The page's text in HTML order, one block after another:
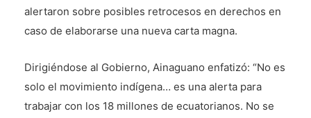
alertaron sobre posibles retrocesos en derechos en
caso de elaborarse una nueva carta magna.
Dirigiéndose al Gobierno, Ainaguano enfatizó: “No es
solo el movimiento indígena… es una alerta para
trabajar con los 18 millones de ecuatorianos. No se